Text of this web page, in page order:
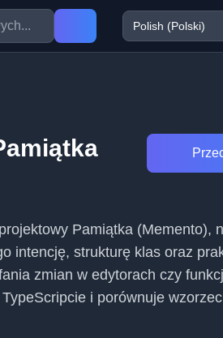
Pamiątka (Memento),
intencję, strukturę klas oraz
zmian w edytorach czy
i porównuje